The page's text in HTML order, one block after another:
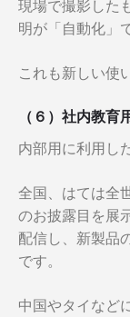
現場で撮影した
明が「自動化」
これも新しい使
（６）社内教育
内部用に利用し
全国、はては全
のお披露目を展
配信し、新製品
です。
中国やタイなど